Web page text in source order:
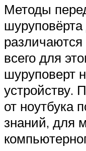
Методы
всего для
шуруповерт
устройству.
от ноутбука
знаний, для